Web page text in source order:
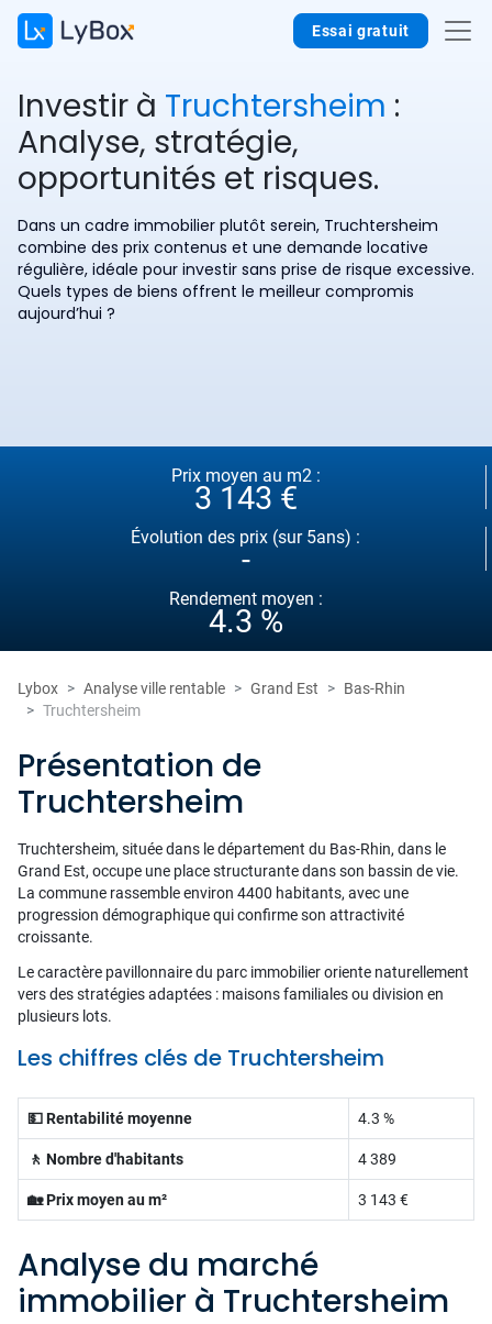
Essai gratuit
Investir à Truchtersheim :
Analyse, stratégie,
opportunités et risques.
Dans un cadre immobilier plutôt serein, Truchtersheim
combine des prix contenus et une demande locative
régulière, idéale pour investir sans prise de risque excessive.
Quels types de biens offrent le meilleur compromis
aujourd’hui ?
Prix moyen au m2 :
3 143 €
Évolution des prix (sur 5ans) :
-
Rendement moyen :
4.3 %
Lybox Analyse ville rentable Grand Est
Bas-Rhin
Truchtersheim
Présentation de
Truchtersheim
Truchtersheim, située dans le département du Bas-Rhin, dans le
Grand Est, occupe une place structurante dans son bassin de vie.
La commune rassemble environ 4400 habitants, avec une
progression démographique qui confirme son attractivité
croissante.
Le caractère pavillonnaire du parc immobilier oriente naturellement
vers des stratégies adaptées : maisons familiales ou division en
plusieurs lots.
Les chiffres clés de Truchtersheim
💵 Rentabilité moyenne 4.3 %
🚶 Nombre d'habitants 4 389
🏡 Prix moyen au m² 3 143 €
Analyse du marché
immobilier à Truchtersheim